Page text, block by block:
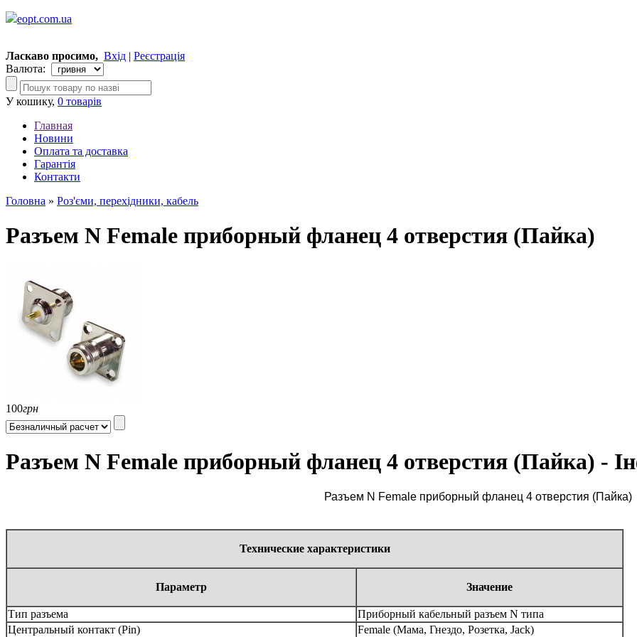
eopt.com.ua
Ласкаво просимо, Вхід | Реєстрація
Валюта:
У кошику, 0 товарів
Главная
Новини
Оплата та доставка
Гарантія
Контакти
Головна » Роз'єми, перехідники, кабель
Разъем N Female приборный фланец 4 отверстия (Пайка)
100грн
Разъем N Female приборный фланец 4 отверстия (Пайка) -
Разъем N Female приборный фланец 4 отверстия (Пайка)
Технические характеристики
Параметр Значение
Тип разъема
Приборный кабельный разъем N типа
Центральный контакт (Pin)
Female (Мама, Гнездо, Розетка, Jack)